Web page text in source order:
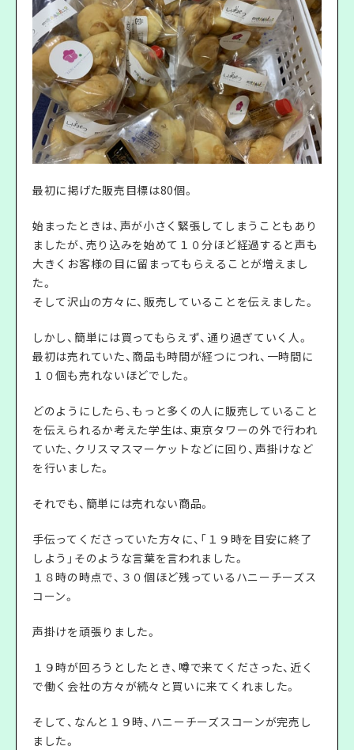
最初に掲げた販売目標は80個。
始まったときは、声が小さく緊張してしまうこともあり
ましたが、売り込みを始めて１０分ほど経過すると声も
大きくお客様の目に留まってもらえることが増えまし
た。
そして沢山の方々に、販売していることを伝えました。
しかし、簡単には買ってもらえず、通り過ぎていく人。
最初は売れていた、商品も時間が経つにつれ、一時間に
１０個も売れないほどでした。
どのようにしたら、もっと多くの人に販売していること
を伝えられるか考えた学生は、東京タワーの外で行われ
ていた、クリスマスマーケットなどに回り、声掛けなど
を行いました。
それでも、簡単には売れない商品。
手伝ってくださっていた方々に、「１９時を目安に終了
しよう」そのような言葉を言われました。
１８時の時点で、３０個ほど残っているハニーチーズス
コーン。
声掛けを頑張りました。
１９時が回ろうとしたとき、噂で来てくださった、近く
で働く会社の方々が続々と買いに来てくれました。
そして、なんと１９時、ハニーチーズスコーンが完売し
ました。